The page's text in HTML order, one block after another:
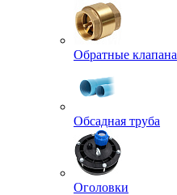
Обратные клапана
Обсадная труба
Оголовки